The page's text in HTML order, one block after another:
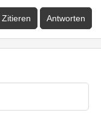
Zitieren Antworten